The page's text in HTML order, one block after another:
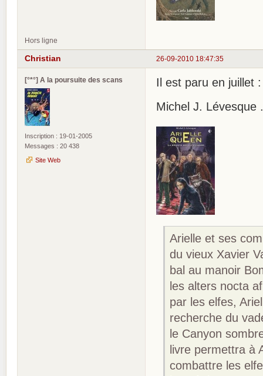
Hors ligne
26-09-2010 18:47:35
Christian
[°*°] A la poursuite des scans
Inscription : 19-01-2005
Messages : 20 438
Site Web
Il est paru en juillet :
Michel J. Lévesque
Arielle et ses
du vieux Xavier
bal au manoir
les alters nocta
par les elfes,
recherche du
le Canyon
livre permettra à
combattre les